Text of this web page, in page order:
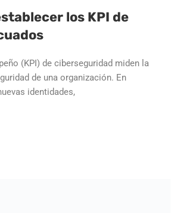
los KPI de
(KPI) de ciberseguridad miden la
de una organización. En
identidades,